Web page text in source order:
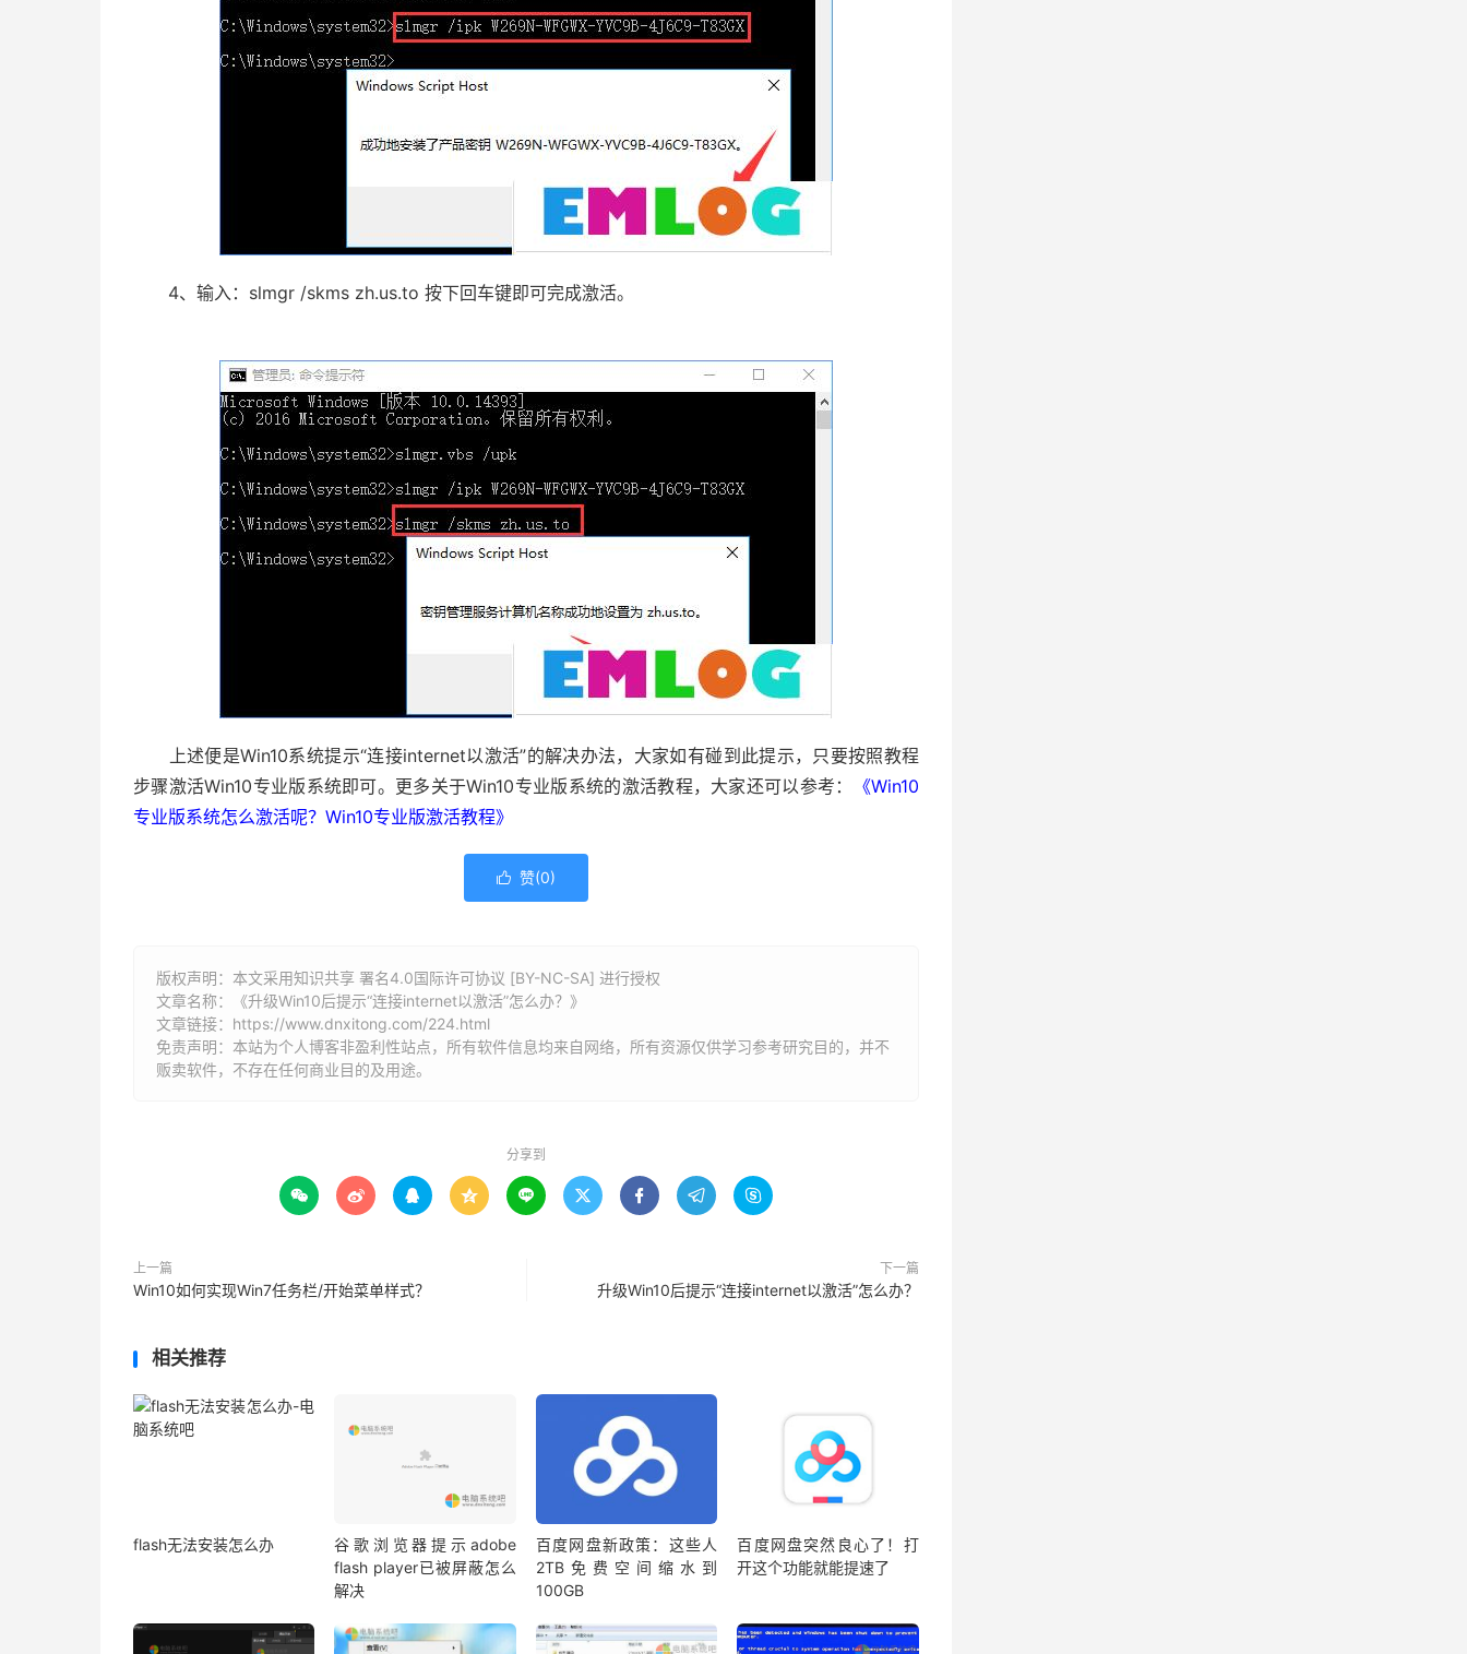
4、输入：slmgr /skms zh.us.to 按下回车键即可完成激活。
上述便是Win10系统提示“连接internet以激活”的解决办法，大家如有碰到此提示，只要按照教程
步骤激活Win10专业版系统即可。更多关于Win10专业版系统的激活教程，大家还可以参考：
《Win10
专业版系统怎么激活呢？Win10专业版激活教程》
 赞(0)
版权声明：本文采用知识共享 署名4.0国际许可协议 [BY-NC-SA] 进行授权
文章名称：《升级Win10后提示“连接internet以激活”怎么办？》
文章链接： https://www.dnxitong.com/224.html
免责声明：本站为个人博客非盈利性站点，所有软件信息均来自网络，所有资源仅供学习参考研究目的，并不
贩卖软件，不存在任何商业目的及用途。
分享到
        
上一篇
Win10如何实现Win7任务栏/开始菜单样式？
下一篇
升级Win10后提示“连接internet以激活”怎么办？
相关推荐
flash无法安装怎么办
谷歌浏览器提示adobe
flash player已被屏蔽怎么
解决
百度网盘新政策：这些人
2TB免费空间缩水到
100GB
百度网盘突然良心了！打
开这个功能就能提速了